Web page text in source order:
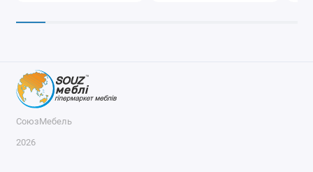
СоюзМебель
2026